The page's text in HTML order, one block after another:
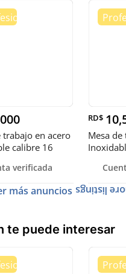
trabajo en acero
calibre 16
verificada
RD$
Mesa
más anuncios
te puede interesar